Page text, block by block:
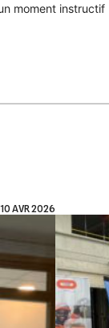
moment instructif
10 AVR 2026